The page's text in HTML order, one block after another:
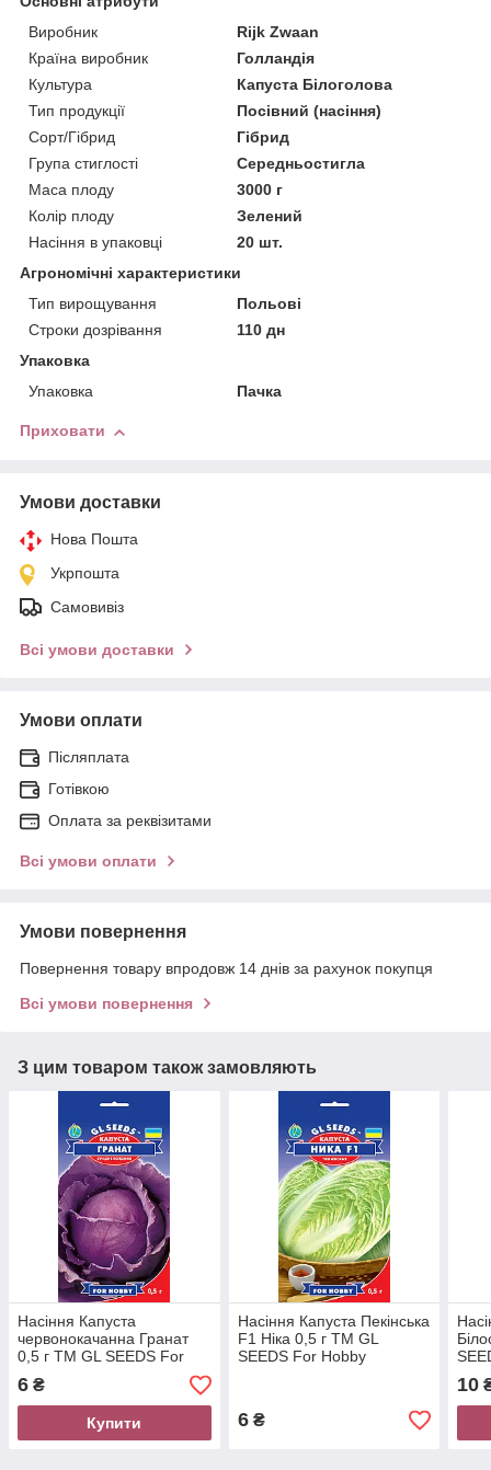
Виробник
Rijk Zwaan
Країна виробник
Голландія
Культура
Капуста Білоголова
Тип продукції
Посівний (насіння)
Сорт/Гібрид
Гібрид
Група стиглості
Середньостигла
Маса плоду
3000 г
Колір плоду
Зелений
Насіння в упаковці
20 шт.
Агрономічні характеристики
Тип вирощування
Польові
Строки дозрівання
110 дн
Упаковка
Упаковка
Пачка
Приховати
Умови доставки
Нова Пошта
Укрпошта
Самовивіз
Всі умови доставки
Умови оплати
Післяплата
Готівкою
Оплата за реквізитами
Всі умови оплати
Умови повернення
Повернення товару впродовж 14 днів за рахунок покупця
Всі умови повернення
З цим товаром також замовляють
Насіння Капуста
червонокачанна Гранат
0,5 г ТМ GL SEEDS For
6 ₴
Купити
Насіння Капуста Пекінська
F1 Ніка 0,5 г ТМ GL
SEEDS For Hobby
6₴
10